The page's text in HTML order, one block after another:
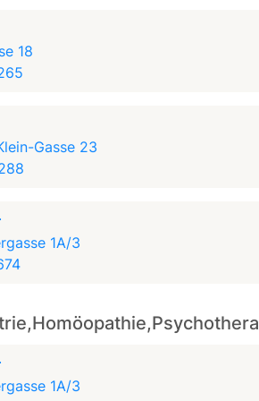
18
Gasse 23
1A/3
1A/3